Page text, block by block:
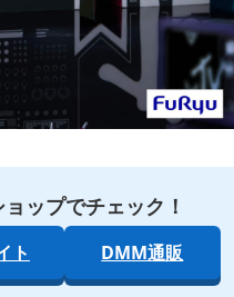
ップでチェック！
ト DMM通販